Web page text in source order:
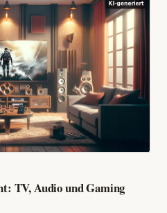
TV, Audio und Gaming